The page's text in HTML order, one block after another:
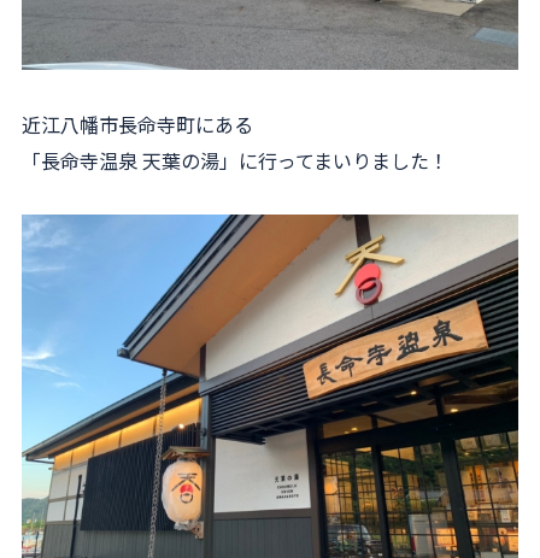
近江八幡市長命寺町にある
「長命寺温泉 天葉の湯」に行ってまいりました！